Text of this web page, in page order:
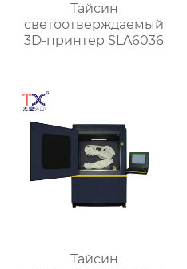
Тайсин
светоотверждаемый
3D-принтер SLA6036
Тайсин